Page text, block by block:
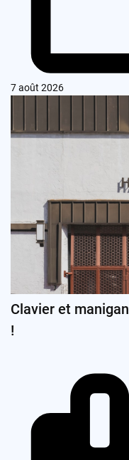
7 août 2026
Clavier et
!